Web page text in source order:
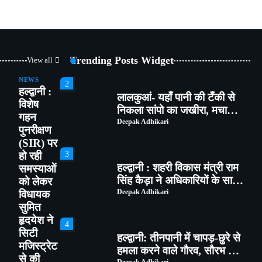
View all
NEWS
हल्द्वानी :
विशेष
गहन
पुनरीक्षण
(SIR) पर
हो रही
समस्याओं
को लेकर
विधायक
सुमित
हृदयेश ने
सिटी
मजिस्ट्रेट
से की
Trending Posts Widget
भाजपा कार्यकर्ताओं ने *‘एक पेड़
संरक्षण का लिया संकल्प
2
लालकुआं- यहाँ पानी की टँकी से
निकला सांपो का जखीरा, मचा
हड़कंप।
Deepak Adhikari
3
हल्द्वानी : शहरी विकास मंत्री राम
सिंह कैड़ा ने अधिकारियों के साथ
की समीक्षा बैठक
Deepak Adhikari
4
हल्द्वानी: तीनपानी में चापड़-छुरे से
हमला करने वाले गौरव, सौरभ और